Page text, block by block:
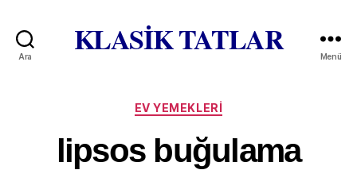
Ara KLASİK TATLAR Menü
Kategoriler
EV YEMEKLERI
lipsos buğulama